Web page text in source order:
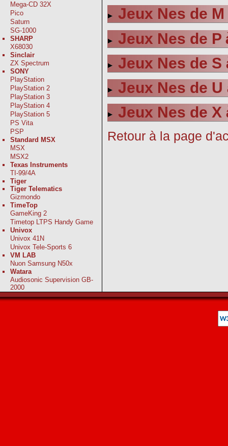
Mega-CD 32X
Pico
Saturn
SG-1000
SHARP
X68030
Sinclair
ZX Spectrum
SONY
PlayStation
PlayStation 2
PlayStation 3
PlayStation 4
PlayStation 5
PS Vita
PSP
Standard MSX
MSX
MSX2
Texas Instruments
TI-99/4A
Tiger
Tiger Telematics
Gizmondo
TimeTop
GameKing 2
Timetop LTPS Handy Game
Univox
Univox 41N
Univox Tele-Sports 6
VM LAB
Nuon Samsung N50x
Watara
Audiosonic Supervision GB-
2000
Jeux Nes de M
Jeux Nes de P
Jeux Nes de S
Jeux Nes de U
Jeux Nes de X
Retour à la page